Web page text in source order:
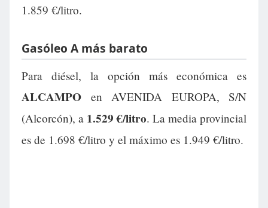
1.859 €/litro.
Gasóleo A más barato
Para diésel, la opción más económica es
ALCAMPO en AVENIDA EUROPA, S/N
(Alcorcón), a 1.529 €/litro. La media provincial
es de 1.698 €/litro y el máximo es 1.949 €/litro.